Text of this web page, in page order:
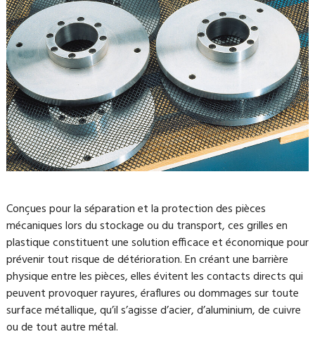
Conçues pour la séparation et la protection des pièces
mécaniques lors du stockage ou du transport, ces grilles en
plastique constituent une solution efficace et économique pour
prévenir tout risque de détérioration. En créant une barrière
physique entre les pièces, elles évitent les contacts directs qui
peuvent provoquer rayures, éraflures ou dommages sur toute
surface métallique, qu’il s’agisse d’acier, d’aluminium, de cuivre
ou de tout autre métal.